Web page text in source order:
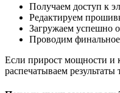
Получаем доступ к
Редактируем
Загружаем успешно
Проводим финальное
Если прирост мощности и
распечатываем